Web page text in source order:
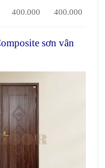
400.000 400.000
sơn vân